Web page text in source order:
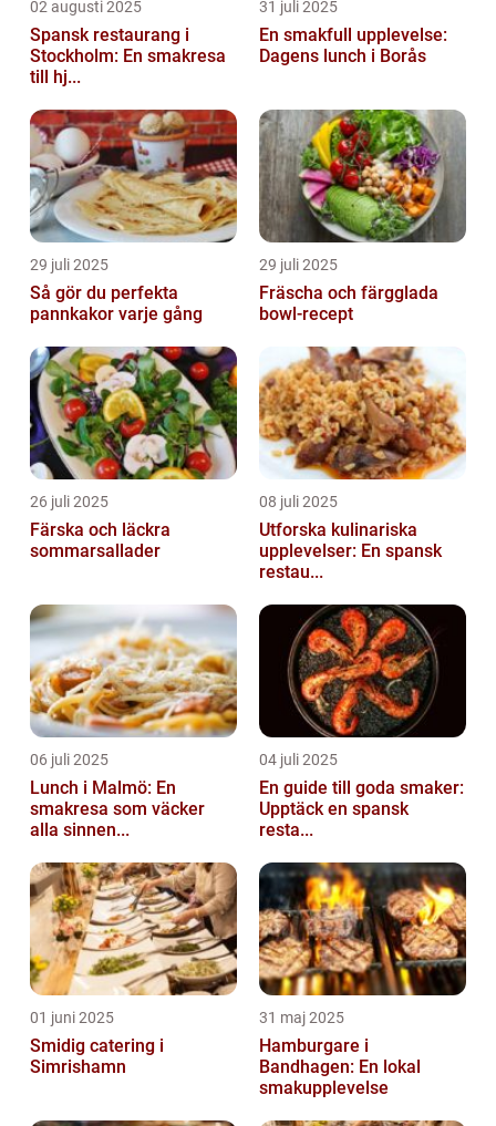
02 augusti 2025
Spansk restaurang i
Stockholm: En smakresa
till hj...
31 juli 2025
En smakfull upplevelse:
Dagens lunch i Borås
29 juli 2025
Så gör du perfekta
pannkakor varje gång
29 juli 2025
Fräscha och färgglada
bowl-recept
26 juli 2025
Färska och läckra
sommarsallader
08 juli 2025
Utforska kulinariska
upplevelser: En spansk
restau...
06 juli 2025
Lunch i Malmö: En
smakresa som väcker
alla sinnen...
04 juli 2025
En guide till goda smaker:
Upptäck en spansk
resta...
01 juni 2025
Smidig catering i
Simrishamn
31 maj 2025
Hamburgare i
Bandhagen: En lokal
smakupplevelse